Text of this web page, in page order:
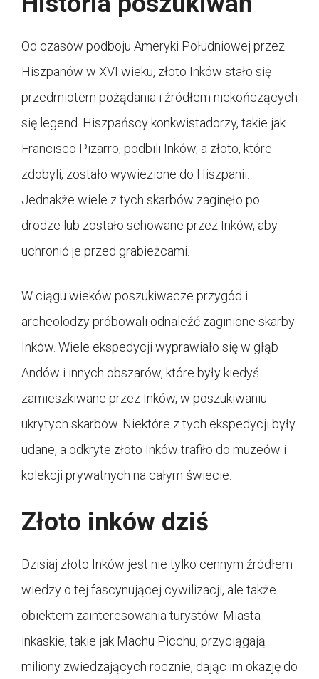
Od czasów podboju Ameryki Południowej przez
Hiszpanów w XVI wieku, złoto Inków stało się
przedmiotem pożądania i źródłem niekończących
się legend. Hiszpańscy konkwistadorzy, takie jak
Francisco Pizarro, podbili Inków, a złoto, które
zdobyli, zostało wywiezione do Hiszpanii.
Jednakże wiele z tych skarbów zaginęło po
drodze lub zostało schowane przez Inków, aby
uchronić je przed grabieżcami.
W ciągu wieków poszukiwacze przygód i
archeolodzy próbowali odnaleźć zaginione skarby
Inków. Wiele ekspedycji wyprawiało się w głąb
Andów i innych obszarów, które były kiedyś
zamieszkiwane przez Inków, w poszukiwaniu
ukrytych skarbów. Niektóre z tych ekspedycji były
udane, a odkryte złoto Inków trafiło do muzeów i
kolekcji prywatnych na całym świecie.
Złoto inków dziś
Dzisiaj złoto Inków jest nie tylko cennym źródłem
wiedzy o tej fascynującej cywilizacji, ale także
obiektem zainteresowania turystów. Miasta
inkaskie, takie jak Machu Picchu, przyciągają
miliony zwiedzających rocznie, dając im okazję do